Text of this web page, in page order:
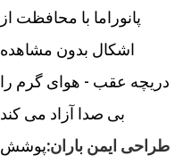
پانوراما با محافظت از
اشکال بدون مشاهده
دریچه عقب - هوای گرم را
بی صدا آزاد می کند
طراحی ایمن باران:پوشش